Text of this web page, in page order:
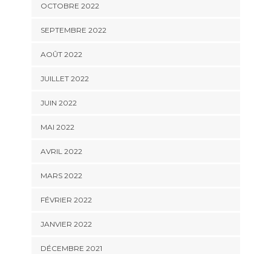
OCTOBRE 2022
SEPTEMBRE 2022
AOÛT 2022
JUILLET 2022
JUIN 2022
MAI 2022
AVRIL 2022
MARS 2022
FÉVRIER 2022
JANVIER 2022
DÉCEMBRE 2021